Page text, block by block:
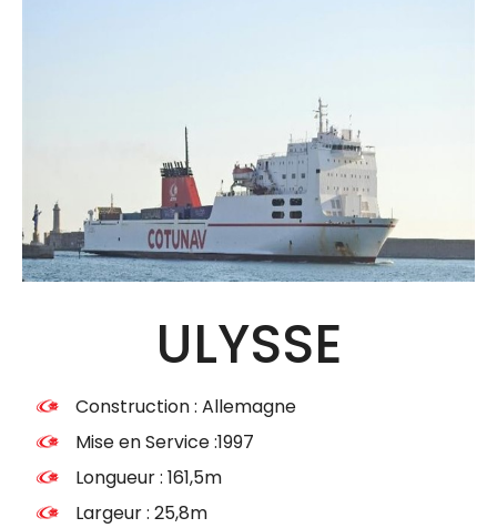
ULYSSE
Construction : Allemagne
Mise en Service :1997
Longueur : 161,5m
Largeur : 25,8m